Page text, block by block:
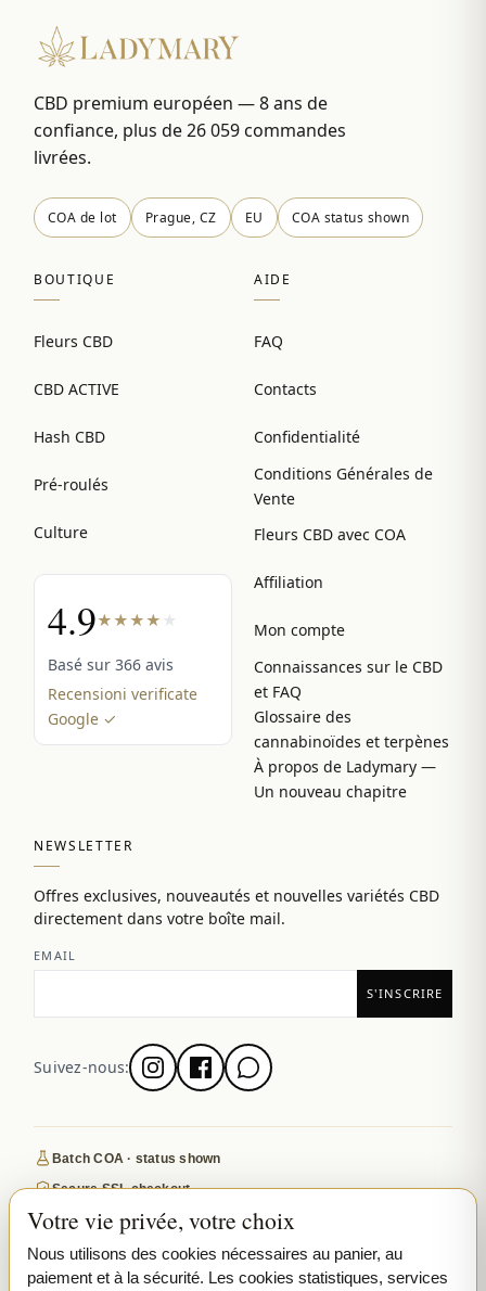
CBD premium européen — 8 ans de
confiance, plus de 26 059 commandes
livrées.
COA de lot Prague, CZ EU COA status shown
BOUTIQUE
Fleurs CBD
CBD ACTIVE
Hash CBD
Pré-roulés
Culture
4.9★★★★ ★
Basé sur 366 avis
Recensioni verificate
Google ✓
AIDE
FAQ
Contacts
Confidentialité
Conditions Générales de
Vente
Fleurs CBD avec COA
Affiliation
Mon compte
Connaissances sur le CBD
et FAQ
Glossaire des
cannabinoïdes et terpènes
À propos de Ladymary —
Un nouveau chapitre
NEWSLETTER
Offres exclusives, nouveautés et nouvelles variétés CBD
directement dans votre boîte mail.
EMAIL
Suivez-nous:
Batch COA · status shown
Secure SSL checkout
Discreet, tracked EU delivery
Premium indoor · COA where published
Google-reviewed
Votre vie privée, votre choix
Nous utilisons des cookies nécessaires au panier, au
paiement et à la sécurité. Les cookies statistiques, services